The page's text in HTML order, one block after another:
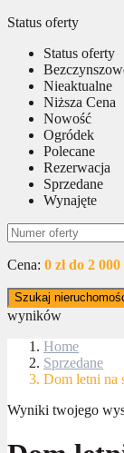
Status oferty
Status oferty
Nieaktualne
Niższa Cena
Nowość
Ogródek
Polecane
Rezerwacja
Sprzedane
Wynajęte
Cena: 0 zł do 2 000
Szukaj
wyników
Home
Sprzedane
Dom letni na
Wyniki twojego